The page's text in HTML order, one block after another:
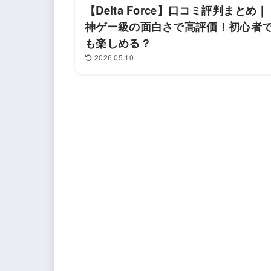
【Delta Force】口コミ評判まとめ｜
神ゲー級の面白さで高評価！初心者
も楽しめる？
2026.05.10